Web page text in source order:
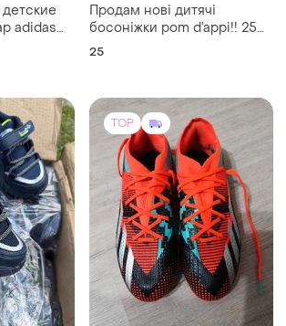
adidas
Продам нові дитячі
босоніжки pom d’appi!! 25
розмір
25
TOP